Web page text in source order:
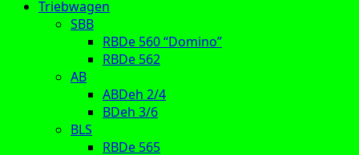
Triebwagen
SBB
RBDe 560 “Domino”
RBDe 562
AB
ABDeh 2/4
BDeh 3/6
BLS
RBDe 565